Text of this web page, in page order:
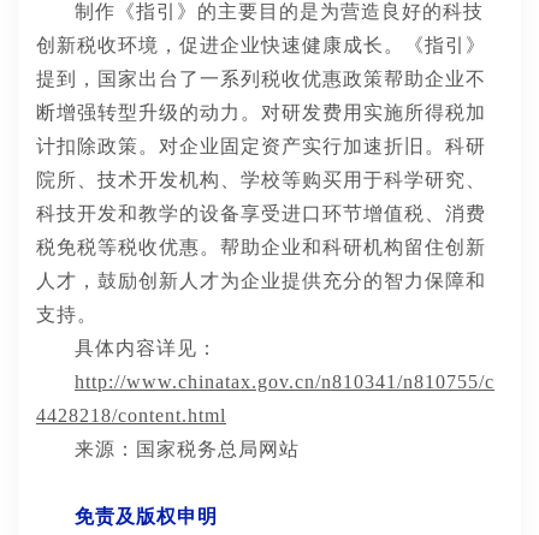
制作 《指引 》的主要目的是为营造良好的科技
创新税收环境，促进企业快速健康成长。
《指引 》
提到，国家出台了一系列税收优惠政策帮助企业不
断增强转型升级的动力。对研发费用实施所得税加
计扣除政策。对企业固定资产实行加速折旧。科研
院所、技术开发机构、学校等购买用于科学研究、
科技开发和教学的设备享受进口环节增值税、消费
税免税等税收优惠。帮助企业和科研机构留住创新
人才，鼓励创新人才为企业提供充分的智力保障和
支持。
具体内容详见：
http://www.chinatax.gov.cn/n810341/n810755/c
4428218/content.html
来源： 国家税务总局 网站
免责及版权申明